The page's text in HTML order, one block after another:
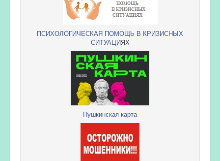
ПСИХОЛОГИЧЕСКАЯ ПОМОЩЬ В КРИЗИСНЫХ
СИТУАЦИЯХ
Пушкинская карта